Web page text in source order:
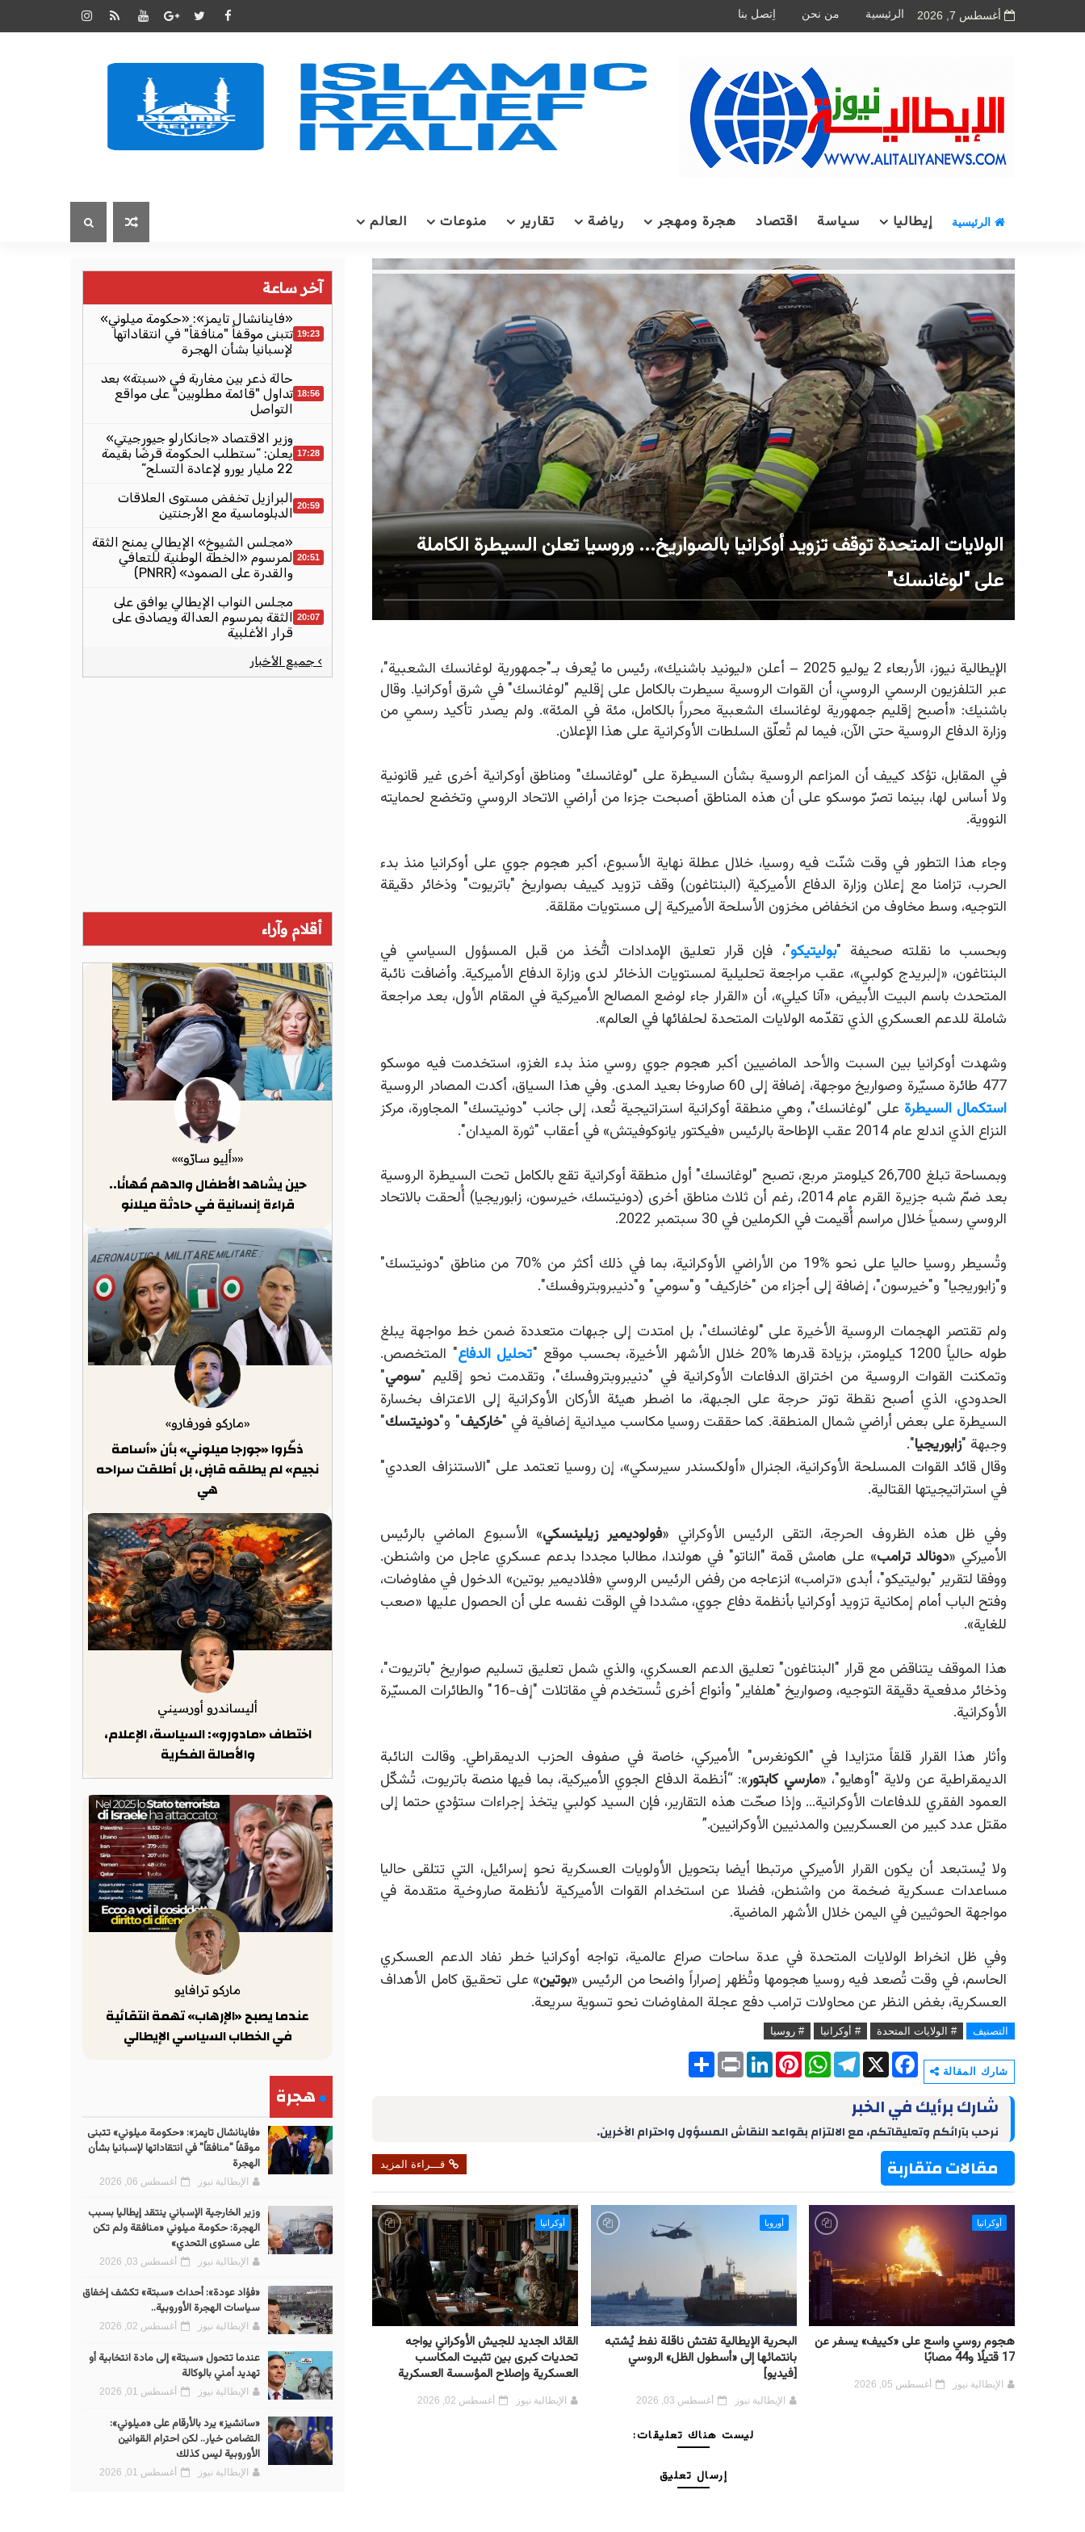
أغسطس 7, 2026 الرئيسية من نحن اِتصل بنا
الرئيسية إيطاليا سياسة اقتصاد هجرة ومهجر رياضة تقارير منوعات العالم
الولايات المتحدة توقف تزويد أوكرانيا بالصواريخ... وروسيا تعلن السيطرة الكاملة
على "لوغانسك"
الإيطالية نيوز، الأربعاء 2 يوليو 2025 – أعلن «ليونيد باشنيك»، رئيس ما يُعرف بـ"جمهورية لوغانسك الشعبية"،
عبر التلفزيون الرسمي الروسي، أن القوات الروسية سيطرت بالكامل على إقليم "لوغانسك" في شرق أوكرانيا. وقال
باشنيك: «أصبح إقليم جمهورية لوغانسك الشعبية محرراً بالكامل، مئة في المئة». ولم يصدر تأكيد رسمي من
وزارة الدفاع الروسية حتى الآن، فيما لم تُعلّق السلطات الأوكرانية على هذا الإعلان.
في المقابل، تؤكد كييف أن المزاعم الروسية بشأن السيطرة على "لوغانسك" ومناطق أوكرانية أخرى غير قانونية
ولا أساس لها، بينما تصرّ موسكو على أن هذه المناطق أصبحت جزءا من أراضي الاتحاد الروسي وتخضع لحمايته
النووية.
وجاء هذا التطور في وقت شنّت فيه روسيا، خلال عطلة نهاية الأسبوع، أكبر هجوم جوي على أوكرانيا منذ بدء
الحرب، تزامنا مع إعلان وزارة الدفاع الأميركية (البنتاغون) وقف تزويد كييف بصواريخ "باتريوت" وذخائر دقيقة
التوجيه، وسط مخاوف من انخفاض مخزون الأسلحة الأميركية إلى مستويات مقلقة.
وبحسب ما نقلته صحيفة "بوليتيكو"، فإن قرار تعليق الإمدادات اتُّخذ من قبل المسؤول السياسي في
البنتاغون، «إلبريدج كولبي»، عقب مراجعة تحليلية لمستويات الذخائر لدى وزارة الدفاع الأميركية. وأضافت نائبة
المتحدث باسم البيت الأبيض، «آنا كيلي»، أن «القرار جاء لوضع المصالح الأميركية في المقام الأول، بعد مراجعة
شاملة للدعم العسكري الذي تقدّمه الولايات المتحدة لحلفائها في العالم».
وشهدت أوكرانيا بين السبت والأحد الماضيين أكبر هجوم جوي روسي منذ بدء الغزو، استخدمت فيه موسكو
477 طائرة مسيّرة وصواريخ موجهة، إضافة إلى 60 صاروخا بعيد المدى. وفي هذا السياق، أكدت المصادر الروسية
استكمال السيطرة على "لوغانسك"، وهي منطقة أوكرانية استراتيجية تُعد، إلى جانب "دونيتسك" المجاورة، مركز
النزاع الذي اندلع عام 2014 عقب الإطاحة بالرئيس
«فيكتور يانوكوفيتش» في أعقاب "ثورة الميدان".
وبمساحة تبلغ 26,700 كيلومتر مربع، تصبح "لوغانسك" أول منطقة أوكرانية تقع بالكامل تحت السيطرة الروسية
بعد ضمّ شبه جزيرة القرم عام 2014، رغم أن ثلاث مناطق أخرى (دونيتسك، خيرسون، زابوريجيا) أُلحقت بالاتحاد
الروسي رسمياً خلال مراسم أُقيمت في الكرملين في 30 سبتمبر 2022.
وتُسيطر روسيا حاليا على نحو %19 من الأراضي الأوكرانية، بما في ذلك أكثر من %
70 من مناطق "دونيتسك"
و"زابوريجيا" و"خيرسون"، إضافة إلى أجزاء من "خاركيف" و"سومي" و"دنيبروبتروفسك".
ولم تقتصر الهجمات الروسية الأخيرة على "لوغانسك"، بل امتدت إلى جبهات متعددة ضمن خط مواجهة يبلغ
طوله حالياً 1200 كيلومتر، بزيادة قدرها
%20 خلال الأشهر الأخيرة، بحسب موقع " تحليل الدفاع" المتخصص.
وتمكنت القوات الروسية من اختراق الدفاعات الأوكرانية في "دنيبروبتروفسك"، وتقدمت نحو إقليم "سومي"
الحدودي، الذي أصبح نقطة توتر حرجة على الجبهة، ما اضطر هيئة الأركان الأوكرانية إلى الاعتراف بخسارة
السيطرة على بعض أراضي شمال المنطقة. كما حققت روسيا مكاسب ميدانية إضافية في "خاركيف" و"دونيتسك"
وجبهة "زابوريجيا".
وقال قائد القوات المسلحة الأوكرانية، الجنرال «أولكسندر سيرسكي»، إن روسيا تعتمد على "الاستنزاف العددي"
في استراتيجيتها القتالية.
وفي ظل هذه الظروف الحرجة، التقى الرئيس الأوكراني «فولوديمير زيلينسكي» الأسبوع الماضي بالرئيس
الأميركي «دونالد ترامب» على هامش قمة "الناتو" في هولندا، مطالبا مجددا بدعم عسكري عاجل من واشنطن.
ووفقا لتقرير "بوليتيكو"، أبدى «ترامب» انزعاجه من رفض الرئيس الروسي «فلاديمير بوتين» الدخول في مفاوضات،
وفتح الباب أمام إمكانية تزويد أوكرانيا بأنظمة دفاع جوي، مشددا في الوقت نفسه على أن الحصول عليها «صعب
للغاية».
هذا الموقف يتناقض مع قرار "البنتاغون" تعليق الدعم العسكري، والذي شمل تعليق تسليم صواريخ "باتريوت"،
وذخائر مدفعية دقيقة التوجيه، وصواريخ "هلفاير" وأنواع أخرى تُستخدم في مقاتلات "إف-16" والطائرات المسيّرة
الأوكرانية.
وأثار هذا القرار قلقاً متزايدا في "الكونغرس" الأميركي، خاصة في صفوف الحزب الديمقراطي. وقالت النائبة
الديمقراطية عن ولاية "أوهايو"، «مارسي كابتور»: “أنظمة الدفاع الجوي الأميركية، بما فيها منصة باتريوت، تُشكّل
العمود الفقري للدفاعات الأوكرانية... وإذا صحّت هذه التقارير، فإن السيد كولبي يتخذ إجراءات ستؤدي حتما إلى
مقتل عدد كبير من العسكريين والمدنيين الأوكرانيين.”
ولا يُستبعد أن يكون القرار الأميركي مرتبطا أيضا بتحويل الأولويات العسكرية نحو إسرائيل، التي تتلقى حاليا
مساعدات عسكرية ضخمة من واشنطن، فضلا عن استخدام القوات الأميركية لأنظمة صاروخية متقدمة في
مواجهة الحوثيين في اليمن خلال الأشهر الماضية.
وفي ظل انخراط الولايات المتحدة في عدة ساحات صراع عالمية، تواجه أوكرانيا خطر نفاد الدعم العسكري
الحاسم، في وقت تُصعد فيه روسيا هجومها وتُظهر إصراراً واضحا من الرئيس «بوتين» على تحقيق كامل الأهداف
العسكرية، بغض النظر عن محاولات ترامب دفع عجلة المفاوضات نحو تسوية سريعة.
التصنيف # الولايات المتحدة # أوكرانيا # روسيا
شارك المقالة
S
h
P
r
L
I
P
e
W
h
p
T
e
g
a
X
F
a
b
o
k
شارك برأيك في الخبر
نرحب بآرائكم وتعليقاتكم، مع الالتزام بقواعد النقاش المسؤول واحترام الآخرين.
مقالات متقاربة قـــراءة المزيد
أوكرانيا
هجوم روسي واسع على «كييف» يسفر عن
17 قتيلًا و44 مصابًا
الإيطالية نيوز أغسطس 05, 2026
أوروبا
البحرية الإيطالية تفتش ناقلة نفط يُشتبه
بانتمائها إلى «أسطول الظل» الروسي
[فيديو]
الإيطالية نيوز أغسطس 03, 2026
أوكرانيا
القائد الجديد للجيش الأوكراني يواجه
تحديات كبرى بين تثبيت المكاسب
العسكرية وإصلاح المؤسسة العسكرية
الإيطالية نيوز أغسطس 02, 2026
ليست هناك تعليقات:
إرسال تعليق
آخر ساعة
19:23
«فاينانشال تايمز»: «حكومة ميلوني»
تتبنى موقفاً "منافقاً" في انتقاداتها
لإسبانيا بشأن الهجرة
18:56
حالة ذعر بين مغاربة في «سبتة» بعد
تداول "قائمة مطلوبين" على مواقع
التواصل
17:28
وزير الاقتصاد «جانكارلو جيورجيتي»
يعلن: “ستطلب الحكومة قرضًا بقيمة
22 مليار يورو لإعادة التسلح”
20:59 البرازيل تخفض مستوى العلاقات
الدبلوماسية مع الأرجنتين
20:51
«مجلس الشيوخ» الإيطالي يمنح الثقة
لمرسوم «الخطة الوطنية للتعافي
والقدرة على الصمود» (PNRR)
20:07
مجلس النواب الإيطالي يوافق على
الثقة بمرسوم العدالة ويصادق على
قرار الأغلبية
› جميع الأخبار
أقلام وآراء
««أَلِيو سارّو»»
حين يشاهد الأطفال والدهم مُهانًا..
قراءة إنسانية في حادثة ميلانو
«ماركو فورفارو»
ذكّروا «جورجا ميلوني» بأن «أسامة
نجيم» لم يطلقه قاضٍ، بل أطلقت سراحه
هي
أليساندرو أورسيني
اختطاف «مادورو»: السياسة، الإعلام،
والأصالة الفكرية
ماركو ترافايو
عندما يصبح «الإرهاب» تهمة انتقائية
في الخطاب السياسي الإيطالي
هجرة
«فاينانشال تايمز»: «حكومة ميلوني» تتبنى
موقفاً "منافقاً" في انتقاداتها لإسبانيا بشأن
الهجرة
الإيطالية نيوز أغسطس 06, 2026
وزير الخارجية الإسباني ينتقد إيطاليا بسبب
الهجرة: حكومة ميلوني «منافقة ولم تكن
على مستوى التحدي»
الإيطالية نيوز أغسطس 03, 2026
«فؤاد عودة»: أحداث «سبتة» تكشف إخفاق
سياسات الهجرة الأوروبية..
الإيطالية نيوز أغسطس 02, 2026
عندما تتحول «سبتة» إلى مادة انتخابية أو
تهديد أمني بالوكالة
الإيطالية نيوز أغسطس 01, 2026
«سانشيز» يرد بالأرقام على «ميلوني»:
التضامن خيار.. لكن احترام القوانين
الأوروبية ليس كذلك
الإيطالية نيوز أغسطس 01, 2026